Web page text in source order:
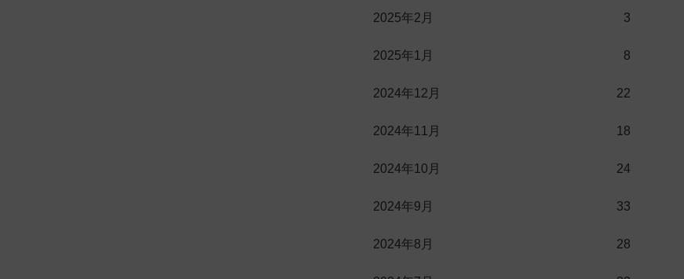
2025年2月 3
2025年1月 8
2024年12月 22
2024年11月 18
2024年10月 24
2024年9月 33
2024年8月 28